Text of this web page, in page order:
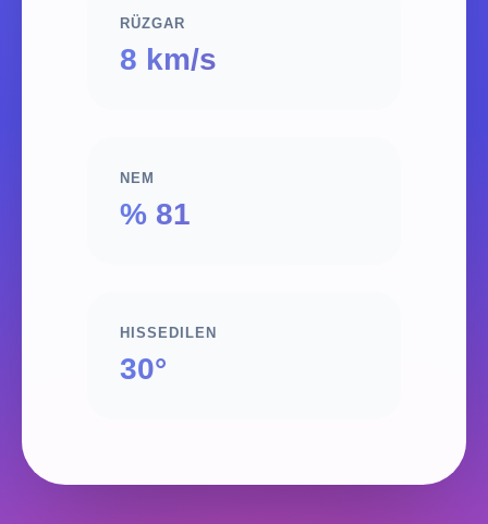
RÜZGAR
8 km/s
NEM
% 81
HISSEDILEN
30°